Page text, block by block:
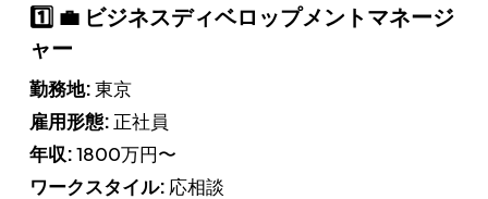
1️⃣ 💼 ビジネスディベロップメントマネージ
ャー
勤務地:東京
雇用形態: 正社員
年収:1800万円〜
ワークスタイル: 応相談